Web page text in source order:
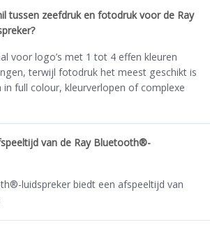
tussen zeefdruk en fotodruk voor de Ray
voor logo’s met 1 tot 4 effen kleuren
terwijl fotodruk het meest geschikt is
full colour, kleurverlopen of complexe
van de Ray Bluetooth®-
luidspreker biedt een afspeeltijd van